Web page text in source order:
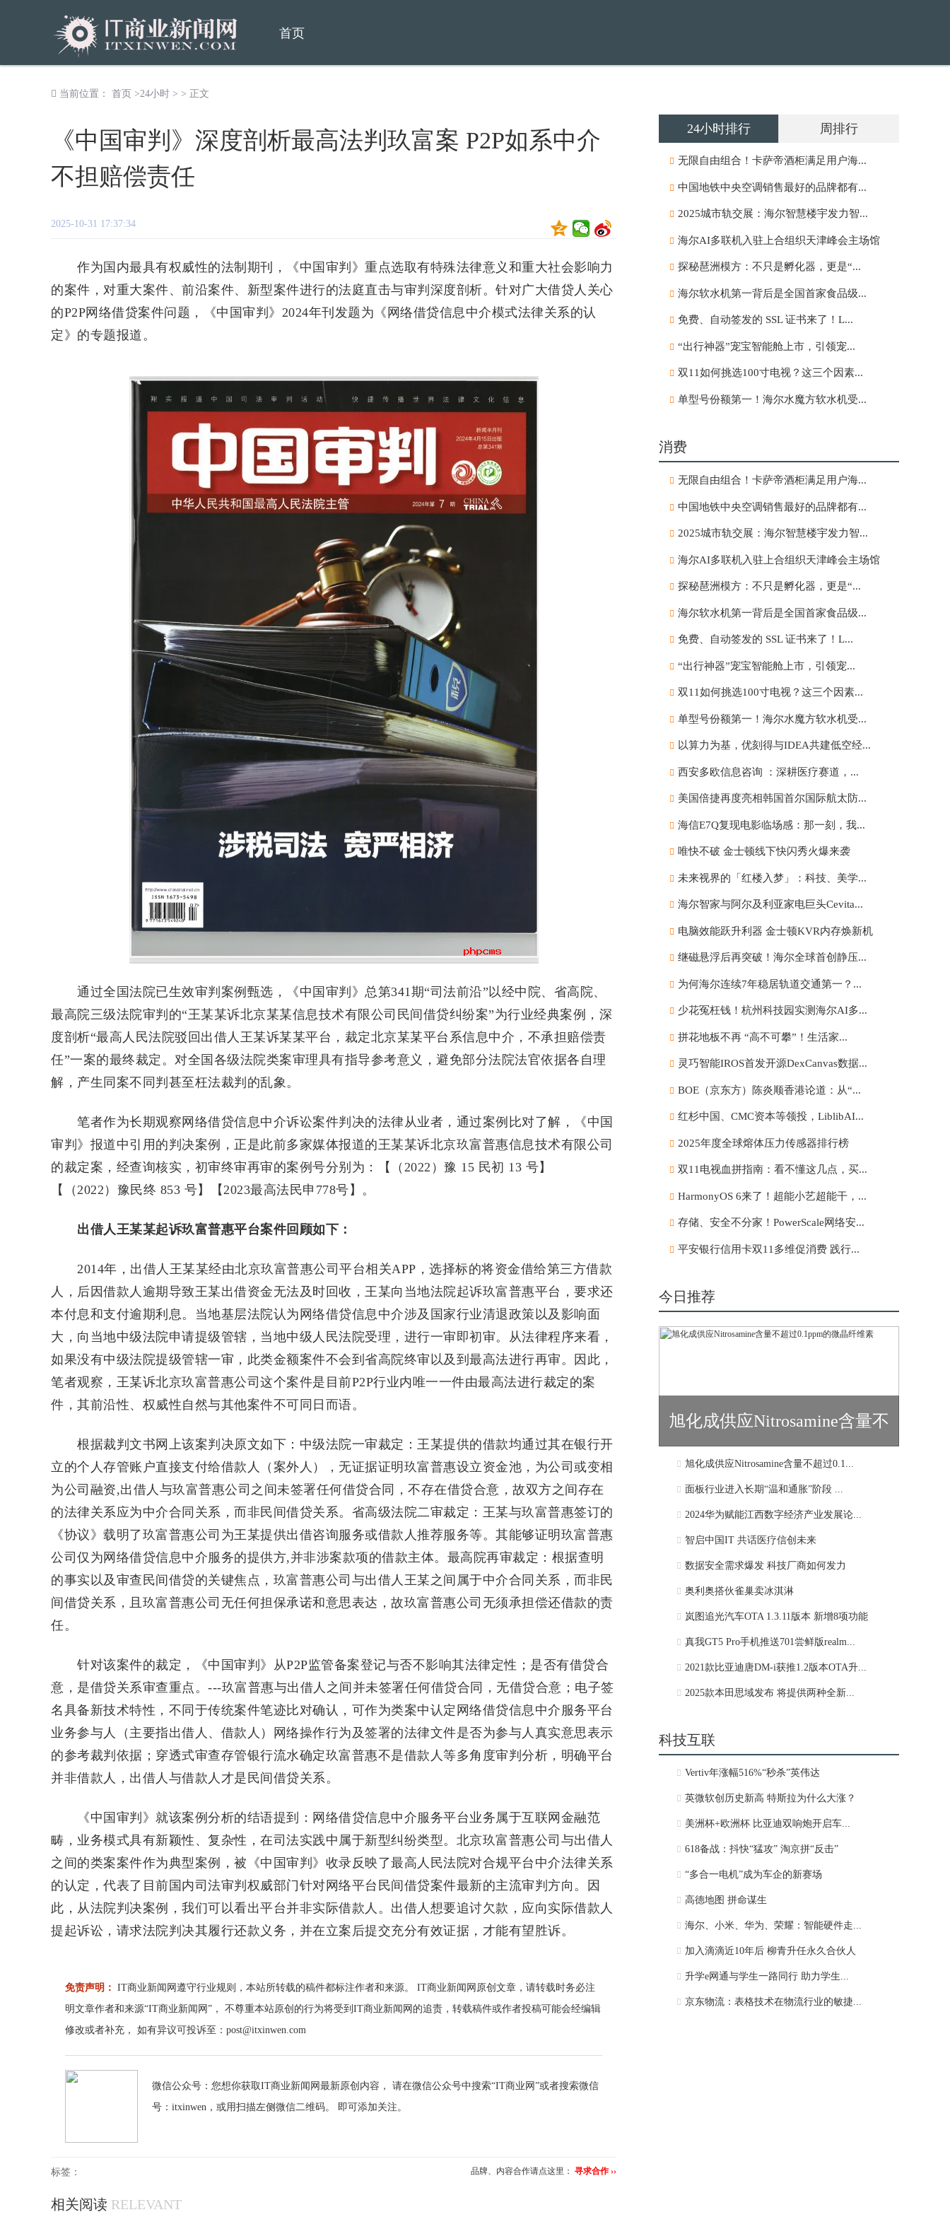
首页
当前位置： 首页 >24小时 > > 正文
《中国审判》深度剖析最高法判玖富案 P2P如系中介
不担赔偿责任
2025-10-31 17:37:34
作为国内最具有权威性的法制期刊，《中国审判》重点选取有特殊法律意义和重大社会影响力
的案件，对重大案件、前沿案件、新型案件进行的法庭直击与审判深度剖析。针对广大借贷人关心
的P2P网络借贷案件问题，《中国审判》2024年刊发题为《网络借贷信息中介模式法律关系的认
定》的专题报道。
通过全国法院已生效审判案例甄选，《中国审判》总第341期“司法前沿”以经中院、省高院、
最高院三级法院审判的“王某某诉北京某某信息技术有限公司民间借贷纠纷案”为行业经典案例，深
度剖析“最高人民法院驳回出借人王某诉某某平台，裁定北京某某平台系信息中介，不承担赔偿责
任”一案的最终裁定。对全国各级法院类案审理具有指导参考意义，避免部分法院法官依据各自理
解，产生同案不同判甚至枉法裁判的乱象。
笔者作为长期观察网络借贷信息中介诉讼案件判决的法律从业者，通过案例比对了解，《中国
审判》报道中引用的判决案例，正是此前多家媒体报道的王某某诉北京玖富普惠信息技术有限公司
的裁定案，经查询核实，初审终审再审的案例号分别为：【（2022）豫 15 民初 13 号】
【（2022）豫民终 853 号】【2023最高法民申778号】。
出借人王某某起诉玖富普惠平台案件回顾如下：
2014年，出借人王某某经由北京玖富普惠公司平台相关APP，选择标的将资金借给第三方借款
人，后因借款人逾期导致王某出借资金无法及时回收，王某向当地法院起诉玖富普惠平台，要求还
本付息和支付逾期利息。当地基层法院认为网络借贷信息中介涉及国家行业清退政策以及影响面
大，向当地中级法院申请提级管辖，当地中级人民法院受理，进行一审即初审。从法律程序来看，
如果没有中级法院提级管辖一审，此类金额案件不会到省高院终审以及到最高法进行再审。因此，
笔者观察，王某诉北京玖富普惠公司这个案件是目前P2P行业内唯一一件由最高法进行裁定的案
件，其前沿性、权威性自然与其他案件不可同日而语。
根据裁判文书网上该案判决原文如下：中级法院一审裁定：王某提供的借款均通过其在银行开
立的个人存管账户直接支付给借款人（案外人），无证据证明玖富普惠设立资金池，为公司或变相
为公司融资,出借人与玖富普惠公司之间未签署任何借贷合同，不存在借贷合意，故双方之间存在
的法律关系应为中介合同关系，而非民间借贷关系。省高级法院二审裁定：王某与玖富普惠签订的
《协议》载明了玖富普惠公司为王某提供出借咨询服务或借款人推荐服务等。其能够证明玖富普惠
公司仅为网络借贷信息中介服务的提供方,并非涉案款项的借款主体。最高院再审裁定：根据查明
的事实以及审查民间借贷的关键焦点，玖富普惠公司与出借人王某之间属于中介合同关系，而非民
间借贷关系，且玖富普惠公司无任何担保承诺和意思表达，故玖富普惠公司无须承担偿还借款的责
任。
针对该案件的裁定，《中国审判》从P2P监管备案登记与否不影响其法律定性；是否有借贷合
意，是借贷关系审查重点。---玖富普惠与出借人之间并未签署任何借贷合同，无借贷合意；电子签
名具备新技术特性，不同于传统案件笔迹比对确认，可作为类案中认定网络借贷信息中介服务平台
业务参与人（主要指出借人、借款人）网络操作行为及签署的法律文件是否为参与人真实意思表示
的参考裁判依据；穿透式审查存管银行流水确定玖富普惠不是借款人等多角度审判分析，明确平台
并非借款人，出借人与借款人才是民间借贷关系。
《中国审判》就该案例分析的结语提到：网络借贷信息中介服务平台业务属于互联网金融范
畴，业务模式具有新颖性、复杂性，在司法实践中属于新型纠纷类型。北京玖富普惠公司与出借人
之间的类案案件作为典型案例，被《中国审判》收录反映了最高人民法院对合规平台中介法律关系
的认定，代表了目前国内司法审判权威部门针对网络平台民间借贷案件最新的主流审判方向。因
此，从法院判决案例，我们可以看出平台并非实际借款人。出借人想要追讨欠款，应向实际借款人
提起诉讼，请求法院判决其履行还款义务，并在立案后提交充分有效证据，才能有望胜诉。
免责声明： IT商业新闻网遵守行业规则，本站所转载的稿件都标注作者和来源。 IT商业新闻网原创文章，请转载时务必注
明文章作者和来源“IT商业新闻网”， 不尊重本站原创的行为将受到IT商业新闻网的追责，转载稿件或作者投稿可能会经编辑
修改或者补充， 如有异议可投诉至：post@itxinwen.com
微信公众号：您想你获取IT商业新闻网最新原创内容， 请在微信公众号中搜索“IT商业网”或者搜索微信
号：itxinwen，或用扫描左侧微信二维码。 即可添加关注。
标签： 品牌、内容合作请点这里： 寻求合作 ››
相关阅读 RELEVANT
24小时排行 周排行
无限自由组合！卡萨帝酒柜满足用户海...
中国地铁中央空调销售最好的品牌都有...
2025城市轨交展：海尔智慧楼宇发力智...
海尔AI多联机入驻上合组织天津峰会主场馆
探秘琶洲模方：不只是孵化器，更是“...
海尔软水机第一背后是全国首家食品级...
免费、自动签发的 SSL 证书来了！L...
“出行神器”宠宝智能舱上市，引领宠...
双11如何挑选100寸电视？这三个因素...
单型号份额第一！海尔水魔方软水机受...
消费
无限自由组合！卡萨帝酒柜满足用户海...
中国地铁中央空调销售最好的品牌都有...
2025城市轨交展：海尔智慧楼宇发力智...
海尔AI多联机入驻上合组织天津峰会主场馆
探秘琶洲模方：不只是孵化器，更是“...
海尔软水机第一背后是全国首家食品级...
免费、自动签发的 SSL 证书来了！L...
“出行神器”宠宝智能舱上市，引领宠...
双11如何挑选100寸电视？这三个因素...
单型号份额第一！海尔水魔方软水机受...
以算力为基，优刻得与IDEA共建低空经...
西安多欧信息咨询 ：深耕医疗赛道，...
美国倍捷再度亮相韩国首尔国际航太防...
海信E7Q复现电影临场感：那一刻，我...
唯快不破 金士顿线下快闪秀火爆来袭
未来视界的「红楼入梦」：科技、美学...
海尔智家与阿尔及利亚家电巨头Cevita...
电脑效能跃升利器 金士顿KVR内存焕新机
继磁悬浮后再突破！海尔全球首创静压...
为何海尔连续7年稳居轨道交通第一？...
少花冤枉钱！杭州科技园实测海尔AI多...
拼花地板不再 “高不可攀”！生活家...
灵巧智能IROS首发开源DexCanvas数据...
BOE（京东方）陈炎顺香港论道：从“...
红杉中国、CMC资本等领投，LiblibAI...
2025年度全球熔体压力传感器排行榜
双11电视血拼指南：看不懂这几点，买...
HarmonyOS 6来了！超能小艺超能干，...
存储、安全不分家！PowerScale网络安...
平安银行信用卡双11多维促消费 践行...
今日推荐
旭化成供应Nitrosamine含量不
超过0.1...
旭化成供应Nitrosamine含量不超过0.1...
面板行业进入长期“温和通胀”阶段 ...
2024华为赋能江西数字经济产业发展论...
智启中国IT 共话医疗信创未来
数据安全需求爆发 科技厂商如何发力
奥利奥搭伙雀巢卖冰淇淋
岚图追光汽车OTA 1.3.11版本 新增8项功能
真我GT5 Pro手机推送701尝鲜版realm...
2021款比亚迪唐DM-i获推1.2版本OTA升...
2025款本田思域发布 将提供两种全新...
科技互联
Vertiv年涨幅516%“秒杀”英伟达
英微软创历史新高 特斯拉为什么大涨？
美洲杯+欧洲杯 比亚迪双响炮开启车...
618备战：抖快“猛攻” 淘京拼“反击”
“多合一电机”成为车企的新赛场
高德地图 拼命谋生
海尔、小米、华为、荣耀：智能硬件走...
加入滴滴近10年后 柳青升任永久合伙人
升学e网通与学生一路同行 助力学生...
京东物流：表格技术在物流行业的敏捷...